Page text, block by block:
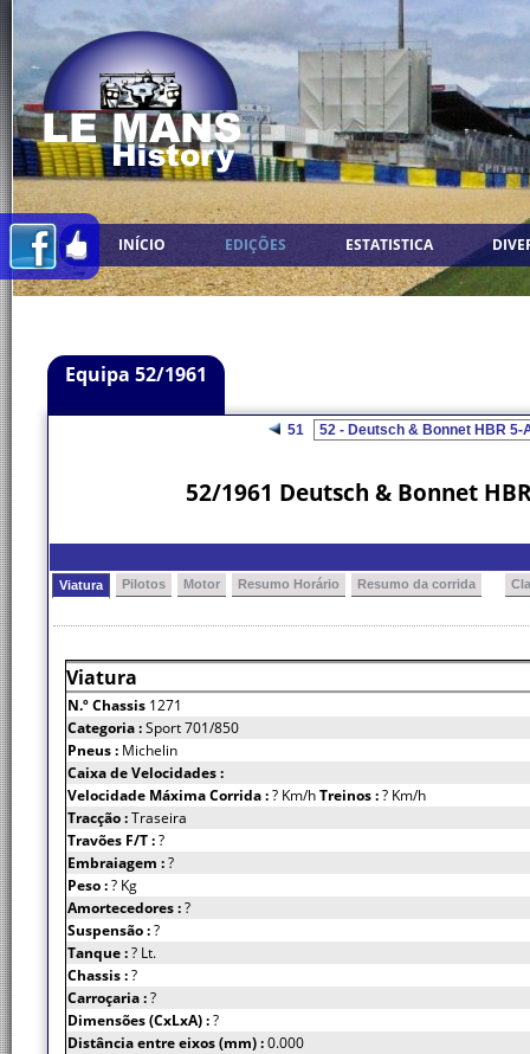
INÍCIO EDIÇÕES ESTATISTICA
Equipa 52/1961
51
52/1961 Deutsch & Bonnet
Viatura Pilotos Motor Resumo Horário Resumo da corrida
Viatura
N.º Chassis 1271
Categoria :Sport 701/850
Pneus : Michelin
Caixa de Velocidades :
Velocidade Máxima Corrida :? Km/hTreinos :? Km/h
Tracção :Traseira
Travões F/T :?
Embraiagem :?
Peso :? Kg
Amortecedores :?
Suspensão :?
Tanque :? Lt.
Chassis :?
Carroçaria :?
Dimensões (CxLxA) :?
Distância entre eixos (mm) :0.000